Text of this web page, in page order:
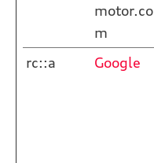
motor.co
m
rc::a Google